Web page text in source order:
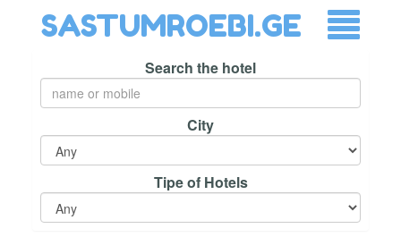
SASTUMROEBI.GE
Search the hotel
City
Tipe of Hotels